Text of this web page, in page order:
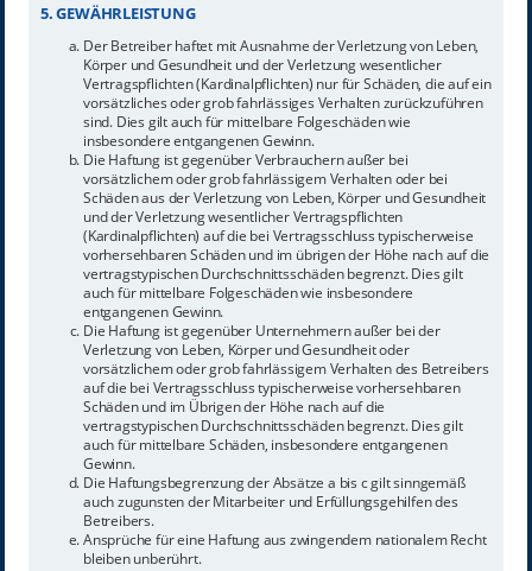
5. GEWÄHRLEISTUNG
Der Betreiber haftet mit Ausnahme der Verletzung von Leben,
Körper und Gesundheit und der Verletzung wesentlicher
Vertragspflichten (Kardinalpflichten) nur für Schäden, die auf ein
vorsätzliches oder grob fahrlässiges Verhalten zurückzuführen
sind. Dies gilt auch für mittelbare Folgeschäden wie
insbesondere entgangenen Gewinn.
Die Haftung ist gegenüber Verbrauchern außer bei
vorsätzlichem oder grob fahrlässigem Verhalten oder bei
Schäden aus der Verletzung von Leben, Körper und Gesundheit
und der Verletzung wesentlicher Vertragspflichten
(Kardinalpflichten) auf die bei Vertragsschluss typischerweise
vorhersehbaren Schäden und im übrigen der Höhe nach auf die
vertragstypischen Durchschnittsschäden begrenzt. Dies gilt
auch für mittelbare Folgeschäden wie insbesondere
entgangenen Gewinn.
Die Haftung ist gegenüber Unternehmern außer bei der
Verletzung von Leben, Körper und Gesundheit oder
vorsätzlichem oder grob fahrlässigem Verhalten des Betreibers
auf die bei Vertragsschluss typischerweise vorhersehbaren
Schäden und im Übrigen der Höhe nach auf die
vertragstypischen Durchschnittsschäden begrenzt. Dies gilt
auch für mittelbare Schäden, insbesondere entgangenen
Gewinn.
Die Haftungsbegrenzung der Absätze a bis c gilt sinngemäß
auch zugunsten der Mitarbeiter und Erfüllungsgehilfen des
Betreibers.
Ansprüche für eine Haftung aus zwingendem nationalem Recht
bleiben unberührt.